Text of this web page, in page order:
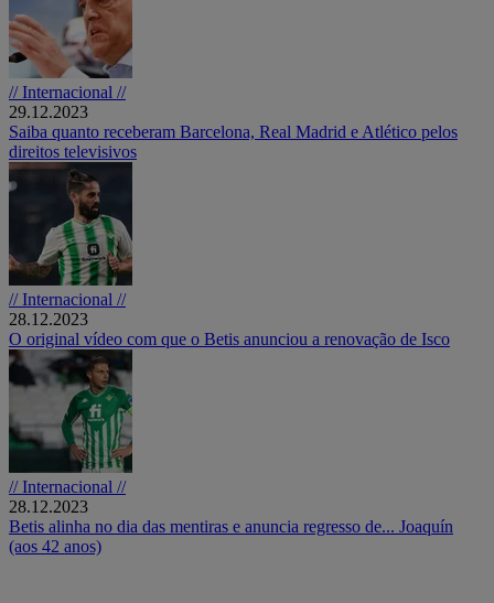
// Internacional //
29.12.2023
Saiba quanto receberam Barcelona, Real Madrid e Atlético pelos
direitos televisivos
// Internacional //
28.12.2023
O original vídeo com que o Betis anunciou a renovação de Isco
// Internacional //
28.12.2023
Betis alinha no dia das mentiras e anuncia regresso de... Joaquín
(aos 42 anos)